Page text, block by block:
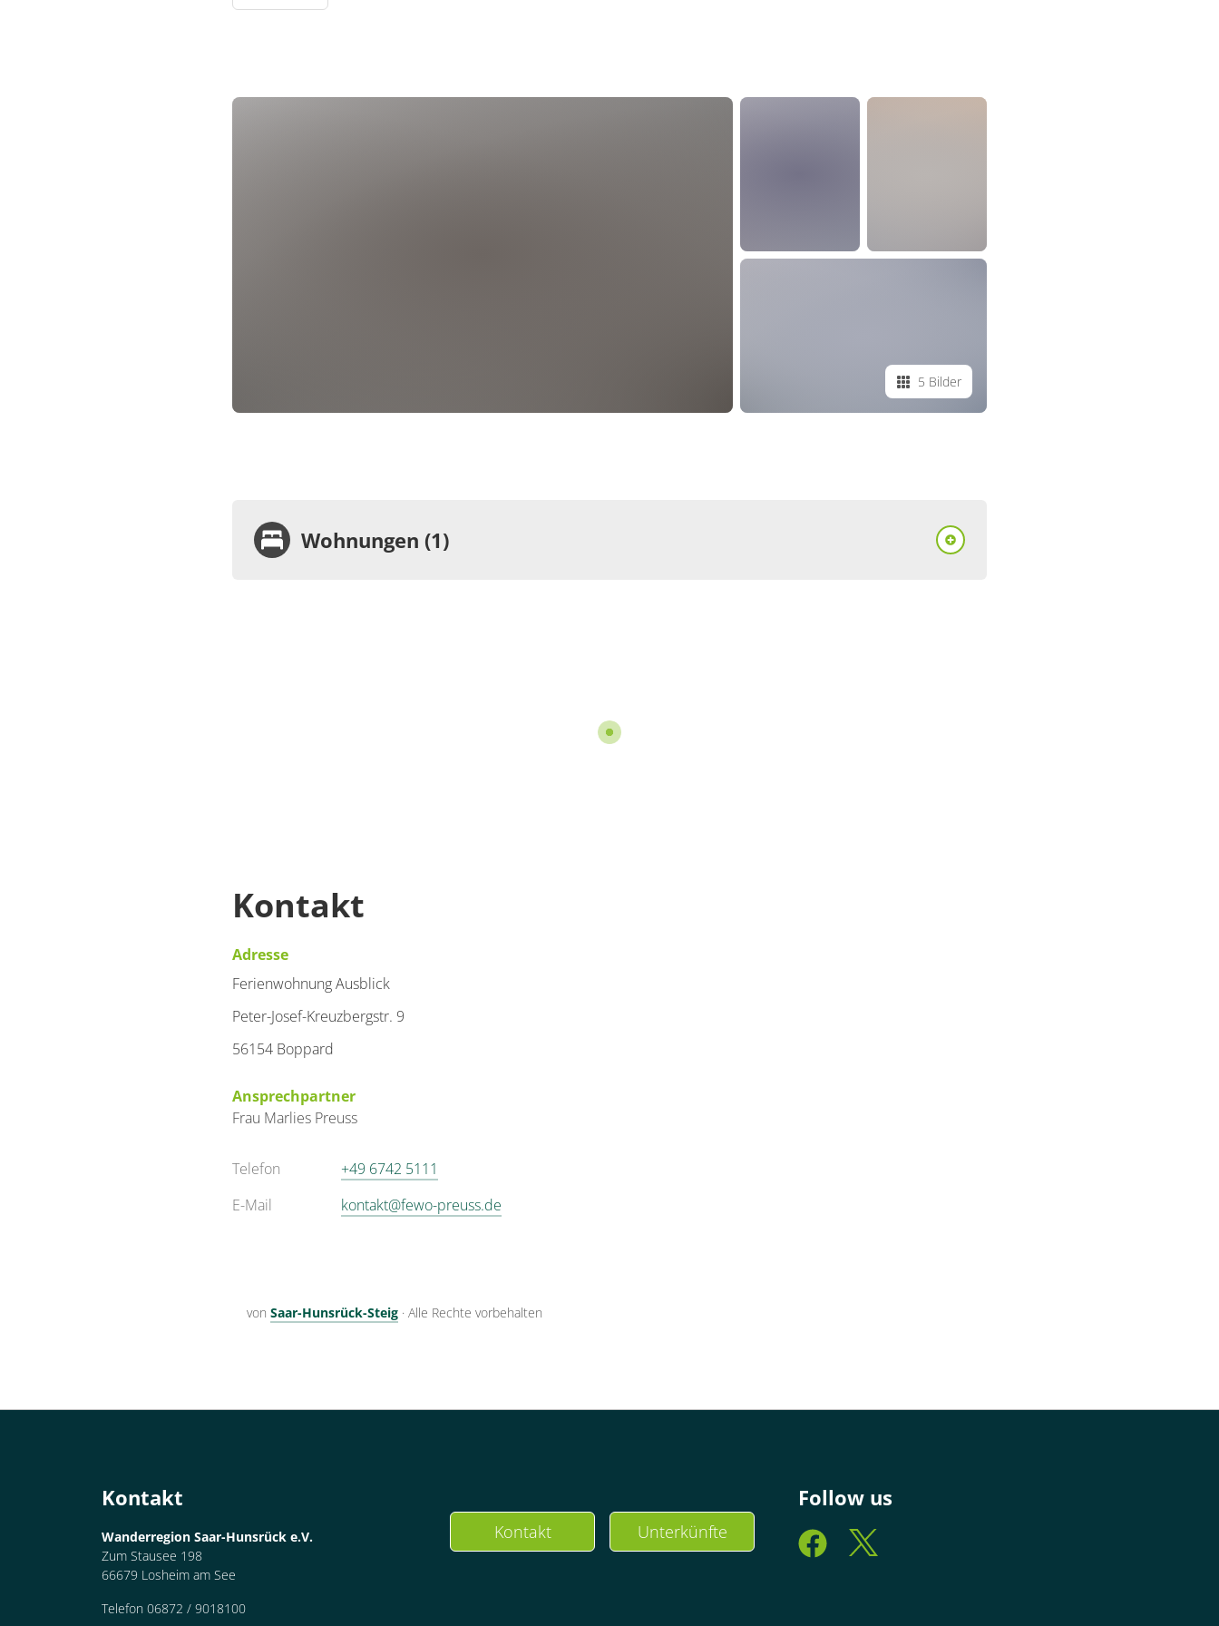
5 Bilder
Wohnungen (1)
Kontakt
Adresse
Ferienwohnung Ausblick
Peter-Josef-Kreuzbergstr. 9
56154 Boppard
Ansprechpartner
Frau Marlies Preuss
Telefon
+49 6742 5111
E-Mail
kontakt@fewo-preuss.de
von Saar-Hunsrück-Steig · Alle Rechte vorbehalten
Kontakt
Wanderregion Saar-Hunsrück e.V.
Zum Stausee 198
66679 Losheim am See
Telefon 06872 / 9018100
Kontakt Unterkünfte
Follow us